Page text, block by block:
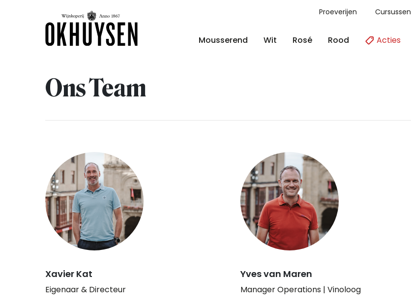
Proeverijen Cursussen
Mousserend Wit Rosé Rood Acties
Ons Team
Xavier Kat
Eigenaar & Directeur
Yves van Maren
Manager Operations | Vinoloog